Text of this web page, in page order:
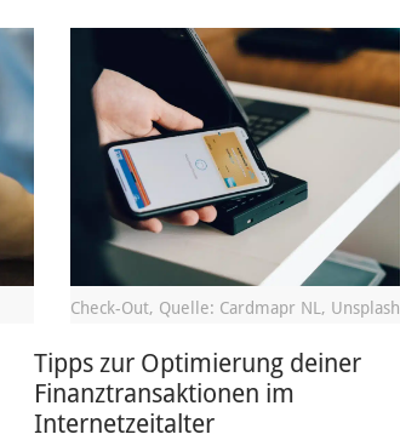
Check-Out, Quelle: Cardmapr NL, Unsplash
Tipps zur Optimierung deiner
Finanztransaktionen im
Internetzeitalter